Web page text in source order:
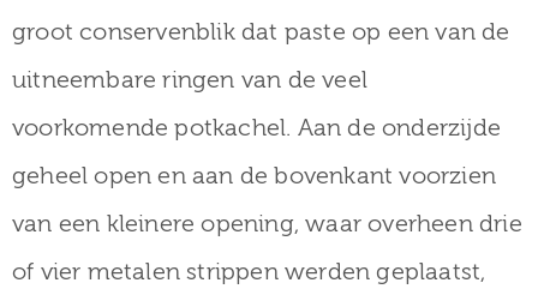
groot conservenblik dat paste op een van de
uitneembare ringen van de veel
voorkomende potkachel. Aan de onderzijde
geheel open en aan de bovenkant voorzien
van een kleinere opening, waar overheen drie
of vier metalen strippen werden geplaatst,